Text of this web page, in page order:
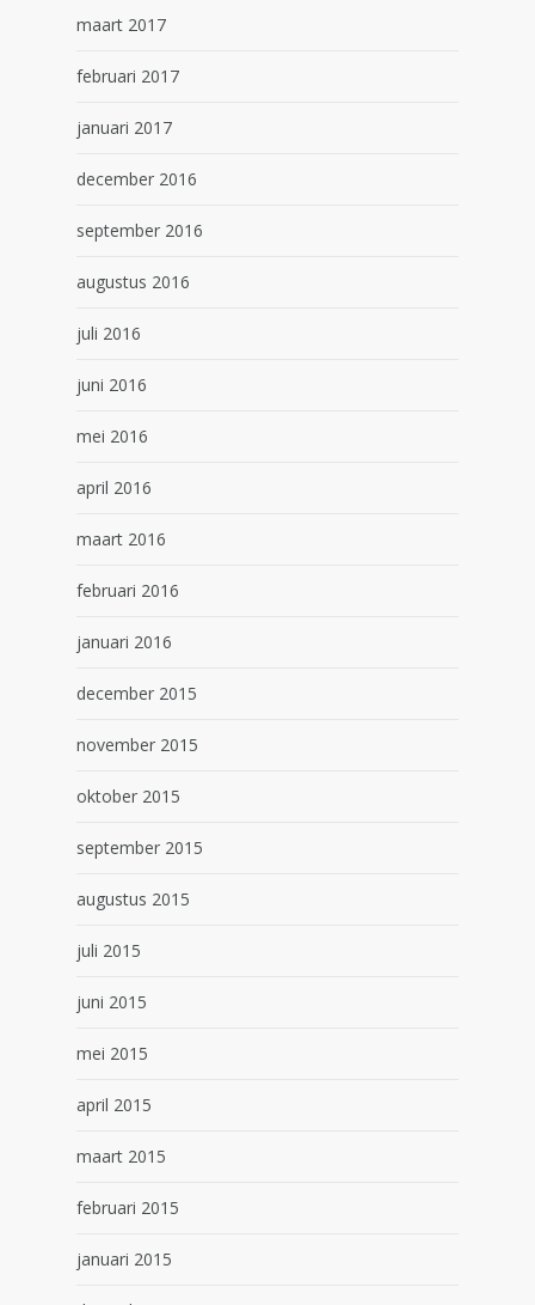
maart 2017
februari 2017
januari 2017
december 2016
september 2016
augustus 2016
juli 2016
juni 2016
mei 2016
april 2016
maart 2016
februari 2016
januari 2016
december 2015
november 2015
oktober 2015
september 2015
augustus 2015
juli 2015
juni 2015
mei 2015
april 2015
maart 2015
februari 2015
januari 2015